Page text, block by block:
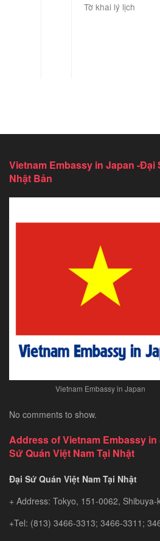
Tờ khai lý lịch
Vietnam Embassy in Japan -Đại
Nhật Bản
Vietnam Embassy in Japan
No comments to show.
Address of Vietnam Embassy
Sứ Quán Việt Nam Tại Nhật
Đại Sứ Quán Việt Nam Tại Nhật
+ Address: Tokyo, 151-0062,
+Tel: (813) 3466-3313; 3466-3311;